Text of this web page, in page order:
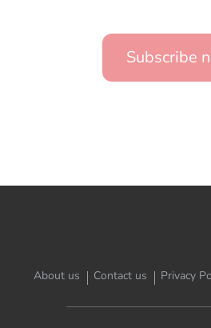
Subscribe
About us Contact us Privacy